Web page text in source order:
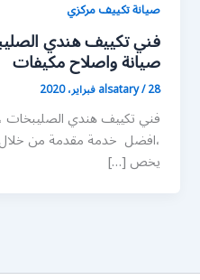
صيانة تكييف مركزي
صيانة واصلاح مكيفات
alsatary/28 فبراير، 2020
فني تكييف هندي
،افضل خدمة مقدمة من
يخص […]